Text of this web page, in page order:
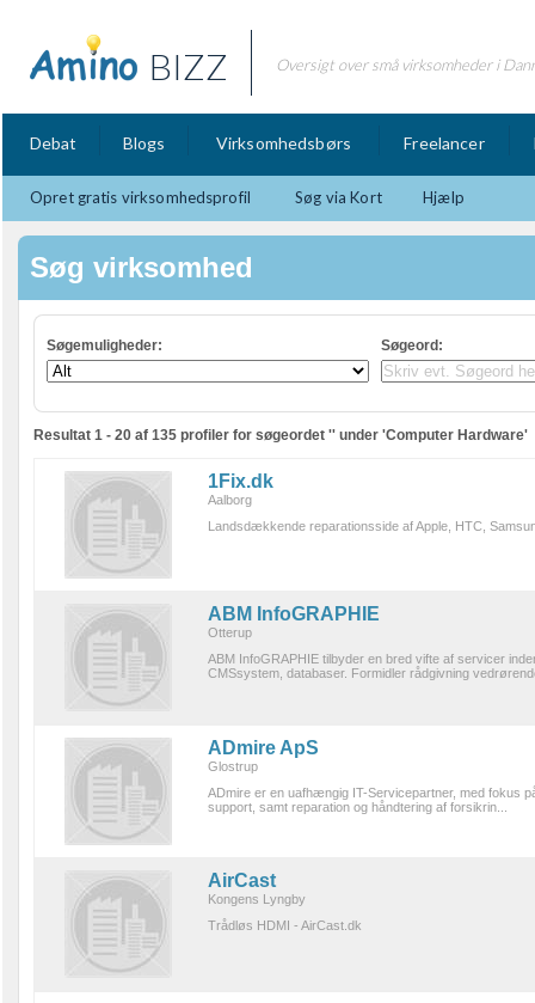
BIZZ Oversigt over små virksomheder i
Debat Blogs Virksomhedsbørs Freelancer
Opret gratis virksomhedsprofil Søg via Kort Hjælp
Søg virksomhed
Søgemuligheder: Søgeord :
Resultat 1 - 20 af 135 profiler for søgeordet '' under 'Computer Hardware'
1Fix.dk
Aalborg
Landsdækkende reparationsside af Apple, HTC,
ABM InfoGRAPHIE
Otterup
ABM InfoGRAPHIE tilbyder en bred vifte af servicer
CMSsystem, databaser. Formidler rådgivning
ADmire ApS
Glostrup
ADmire er en uafhængig IT-Servicepartner, med fokus
support, samt reparation og håndtering af forsikrin...
AirCast
Kongens Lyngby
Trådløs HDMI - AirCast.dk